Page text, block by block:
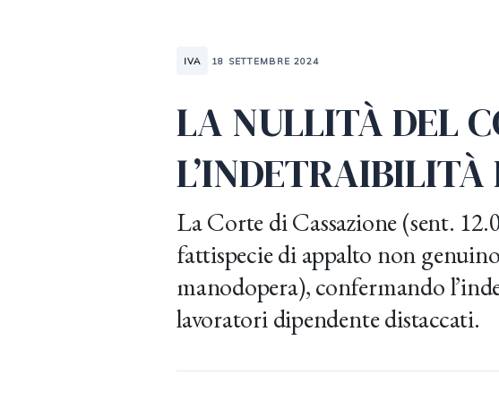
IVA 18 SETTEMBRE 2024
LA NULLITÀ DEL
L’INDETRAIBILITÀ
La Corte di Cassazione (sent.
fattispecie di appalto non
manodopera), confermando
lavoratori dipendente distaccati.